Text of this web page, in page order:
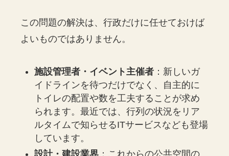
この問題の解決は、行政だけに任せておけば
よいものではありません。
施設管理者・イベント主催者 ：新しいガ
イドラインを待つだけでなく、自主的に
トイレの配置や数を工夫することが求め
られます。最近では、行列の状況をリア
ルタイムで知らせるITサービスなども登場
しています。
設計・建設業界 ：これからの公共空間の